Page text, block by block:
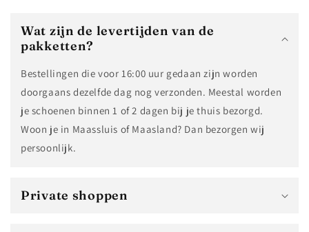
Wat zijn de levertijden van de
pakketten?
Bestellingen die voor 16:00 uur gedaan zijn worden
doorgaans dezelfde dag nog verzonden. Meestal worden
je schoenen binnen 1 of 2 dagen bij je thuis bezorgd.
Woon je in Maassluis of Maasland? Dan bezorgen wij
persoonlijk.
Private shoppen